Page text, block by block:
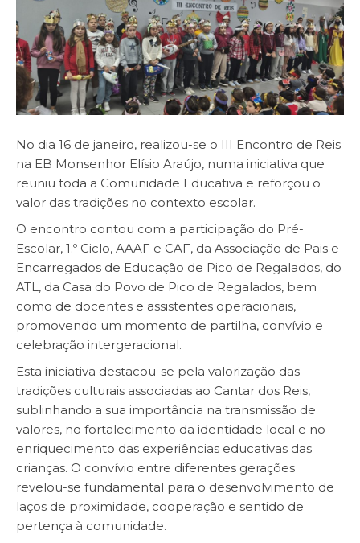
No dia 16 de janeiro, realizou-se o III Encontro de Reis
na EB Monsenhor Elísio Araújo, numa iniciativa que
reuniu toda a Comunidade Educativa e reforçou o
valor das tradições no contexto escolar.
O encontro contou com a participação do Pré-
Escolar, 1.º Ciclo, AAAF e CAF, da Associação de Pais e
Encarregados de Educação de Pico de Regalados, do
ATL, da Casa do Povo de Pico de Regalados, bem
como de docentes e assistentes operacionais,
promovendo um momento de partilha, convívio e
celebração intergeracional.
Esta iniciativa destacou-se pela valorização das
tradições culturais associadas ao Cantar dos Reis,
sublinhando a sua importância na transmissão de
valores, no fortalecimento da identidade local e no
enriquecimento das experiências educativas das
crianças. O convívio entre diferentes gerações
revelou-se fundamental para o desenvolvimento de
laços de proximidade, cooperação e sentido de
pertença à comunidade.